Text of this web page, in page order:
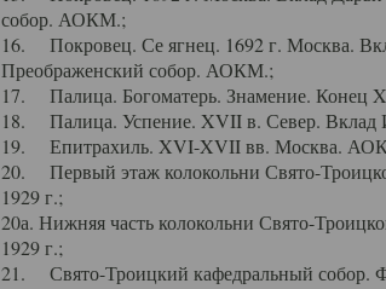
собор. АОКМ.;
16. Покровец. Се ягнец. 1692 г. Москва.
Преображенский собор. АОКМ.;
17. Палица. Богоматерь. Знамение.
18. Палица. Успение. XVII в. Север. Вклад
19. Епитрахиль. XVI-XVII вв. Москва.
20. Первый этаж колокольни Свято-
1929 г.;
20а. Нижняя часть колокольни Свято-
1929 г.;
21. Свято-Троицкий кафедральный собор.